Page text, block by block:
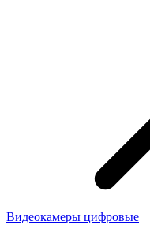
Видеокамеры цифровые